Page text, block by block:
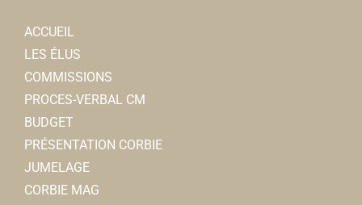
ACCUEIL
LES ÉLUS
COMMISSIONS
PROCES-VERBAL CM
BUDGET
PRÉSENTATION CORBIE
JUMELAGE
CORBIE MAG